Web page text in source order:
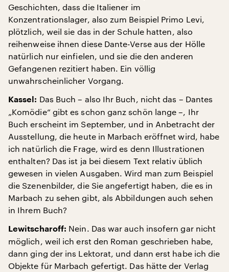
Geschichten, dass die Italiener im
Konzentrationslager, also zum Beispiel Primo Levi,
plötzlich, weil sie das in der Schule hatten, also
reihenweise ihnen diese Dante-Verse aus der Hölle
natürlich nur einfielen, und sie die den anderen
Gefangenen rezitiert haben. Ein völlig
unwahrscheinlicher Vorgang.
Kassel: Das Buch – also Ihr Buch, nicht das – Dantes
„Komödie“ gibt es schon ganz schön lange –, Ihr
Buch erscheint im September, und in Anbetracht der
Ausstellung, die heute in Marbach eröffnet wird, habe
ich natürlich die Frage, wird es denn Illustrationen
enthalten? Das ist ja bei diesem Text relativ üblich
gewesen in vielen Ausgaben. Wird man zum Beispiel
die Szenenbilder, die Sie angefertigt haben, die es in
Marbach zu sehen gibt, als Abbildungen auch sehen
in Ihrem Buch?
Lewitscharoff: Nein. Das war auch insofern gar nicht
möglich, weil ich erst den Roman geschrieben habe,
dann ging der ins Lektorat, und dann erst habe ich die
Objekte für Marbach gefertigt. Das hätte der Verlag